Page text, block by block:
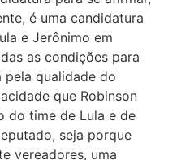
é uma candidatura
e Jerônimo em
as condições para
pela qualidade do
que Robinson
do time de Lula e de
seja porque
vereadores, uma